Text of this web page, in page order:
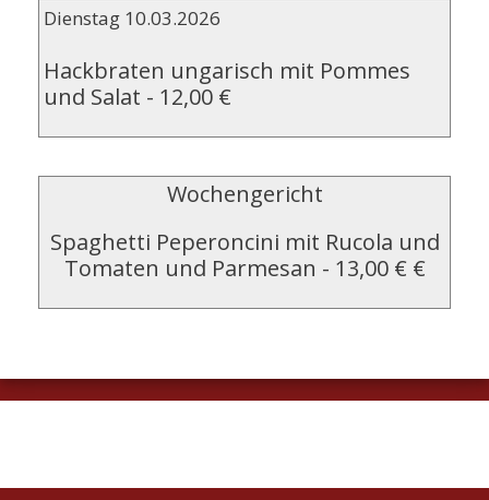
Dienstag 10.03.2026
Hackbraten ungarisch mit Pommes
und Salat - 12,00 €
Wochengericht
Spaghetti Peperoncini mit Rucola und
Tomaten und Parmesan - 13,00 € €